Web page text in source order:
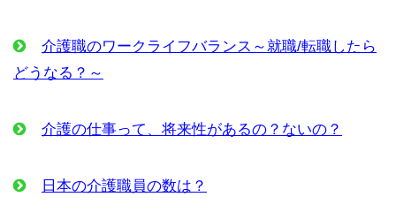
介護職のワークライフバランス～就職/転職したら
どうなる？～
介護の仕事って、将来性があるの？ないの？
日本の介護職員の数は？